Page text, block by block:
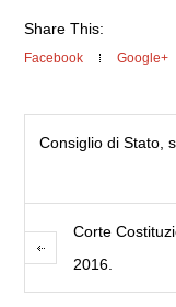
Share This:
Facebook Google+
Consiglio di Stato,
Corte
2016.